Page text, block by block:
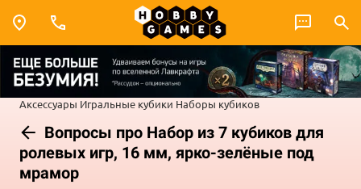
Аксессуары Игральные кубики Наборы кубиков
Вопросы про Набор из 7 кубиков для
ролевых игр, 16 мм, ярко-зелёные под
мрамор